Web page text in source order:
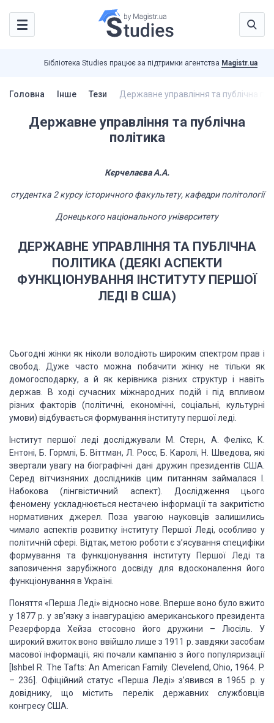
Бібліотека Studies працює за підтримки агентства Magistr.ua
Головна Інше Тези Державне управління та публічна
Державне управління та публічна
політика
Кєрчелаєва А.А.
студентка 2 курсу історичного факультету, кафедриполітології
Донецького національного університету
ДЕРЖАВНЕ УПРАВЛІННЯ ТА ПУБЛІЧНА
ПОЛІТИКА (ДЕЯКІ АСПЕКТИ
ФУНКЦІОНУВАННЯ ІНСТИТУТУ ПЕРШОЇ
ЛЕДІ В США)
Сьогодні жінки як ніколи володіють широким спектром прав і
свобод. Дуже часто можна побачити жінку не тільки як
домогосподарку, а й як керівника різних структур і навіть
держав. В ході сучасних міжнародних подій і під впливом
різних факторів (політичні, економічні, соціальні, культурні
умови) відбувається формування інститутупершої леді.
Інститут першої леді досліджували М. Стерн, А.
Фелікс, К.
Ентоні, Б. Гормлі, Б. Віттман, Л. Росс, Б. Каролі, Н. Шведова, які
звертали увагу на біографічні дані дружин президентів США.
Серед вітчизняних дослідників цим питанням займалася І.
Набокова (лінгвістичний аспект).
Дослідження цього
феномену ускладнюється нестачею інформації та закритістю
нормативних джерел. Поза увагою науковців залишились
чимало аспектів розвитку інституту Першої Леді, особливо у
політичній сфері. Відтак, метою роботи є з’ясування специфіки
формування та функціонування інституту Першої Леді та
запозичення зарубіжного досвіду для вдосконалення його
функціонування в Україні.
Поняття «Перша Леді» відносно нове. Вперше воно було вжито
у 1877 р. у зв’язку з інавгурацією американського президента
Резерфорда Хейза стосовно його дружини – Люсіль. У
широкий вжиток воно ввійшло лише з 1911 р. завдяки засобам
масової інформації, які почали кампанію з його популяризації
[Ishbel R. The Tafts: An American Family. Clevelend, Ohio, 1964. P.
– 236]. Офіційний статус «Перша Леді» з’явився в 1965 р. у
довіднику, що містить перелік державних службовців
конгресу США.